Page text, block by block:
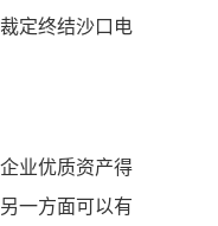
定终结沙口电
业优质资产得
一方面可以有